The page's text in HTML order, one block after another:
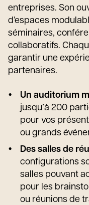
entreprises. Son
d’espaces
séminaires,
collaboratifs.
garantir une
partenaires.
Un auditorium
jusqu’à 200
pour vos
ou grands
Des salles de
configurations
salles pouvant
pour les
ou réunions de